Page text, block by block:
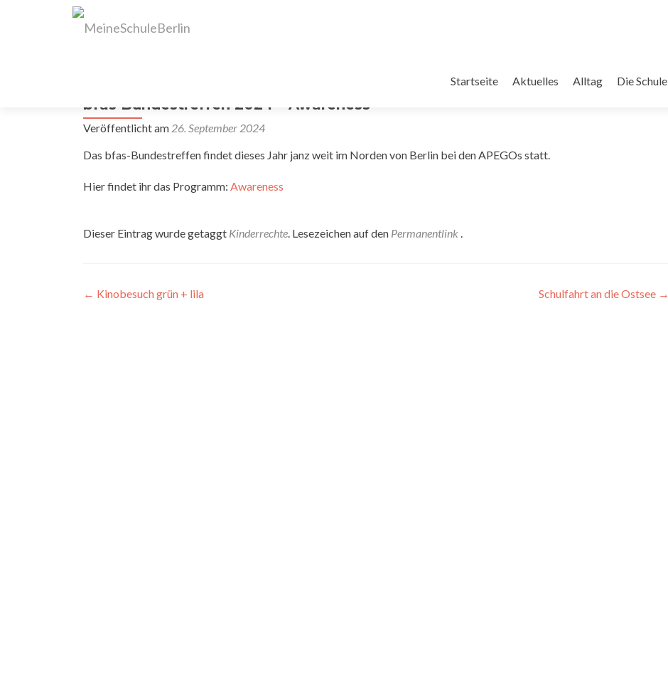
Inhalt
Startseite Aktuelles Alltag Die Schule
bfas Bundestreffen 2024 – Awareness
Veröffentlicht am 26. September 2024
Das bfas-Bundestreffen findet dieses Jahr janz weit im Norden von Berlin bei den APEGOs statt.
Hier findet ihr das Programm: Awareness
Dieser Eintrag wurde getaggt Kinderrechte. Lesezeichen auf den Permanentlink .
Artikel-
← Kinobesuch grün + lila Schulfahrt an die Ostsee →